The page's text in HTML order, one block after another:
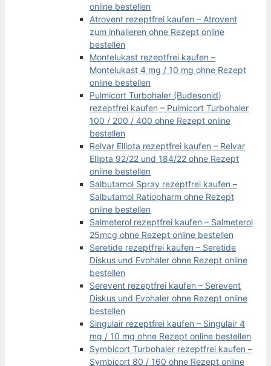
online bestellen
Atrovent rezeptfrei kaufen – Atrovent
zum inhalieren ohne Rezept online
bestellen
Montelukast rezeptfrei kaufen –
Montelukast 4 mg / 10 mg ohne Rezept
online bestellen
Pulmicort Turbohaler (Budesonid)
rezeptfrei kaufen – Pulmicort Turbohaler
100 / 200 / 400 ohne Rezept online
bestellen
Relvar Ellipta rezeptfrei kaufen – Relvar
Ellipta 92/22 und 184/22 ohne Rezept
online bestellen
Salbutamol Spray rezeptfrei kaufen –
Salbutamol Ratiopharm ohne Rezept
online bestellen
Salmeterol rezeptfrei kaufen – Salmeterol
25mcg ohne Rezept online bestellen
Seretide rezeptfrei kaufen – Seretide
Diskus und Evohaler ohne Rezept online
bestellen
Serevent rezeptfrei kaufen – Serevent
Diskus und Evohaler ohne Rezept online
bestellen
Singulair rezeptfrei kaufen – Singulair 4
mg / 10 mg ohne Rezept online bestellen
Symbicort Turbohaler rezeptfrei kaufen –
Symbicort 80 / 160 ohne Rezept online